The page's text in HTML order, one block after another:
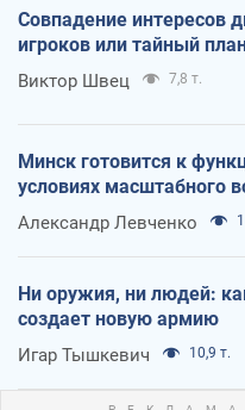
Совпадение интересов
игроков или тайный
Виктор Швец 7,8 т.
Минск готовится к
условиях масштабного
Александр Левченко
Ни оружия, ни людей:
создает новую армию
Игар Тышкевич 10,9 т.